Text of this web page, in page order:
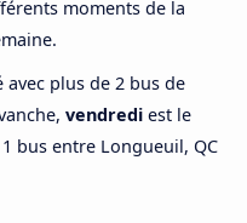
moments de la
plus de 2 bus de
vendredi est le
bus entre Longueuil, QC